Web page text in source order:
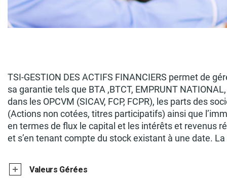
TSI-GESTION DES ACTIFS FINANCIERS permet de
sa garantie tels que BTA ,BTCT, EMPRUNT
dans les OPCVM (SICAV, FCP, FCPR), les parts des
(Actions non cotées, titres participatifs) ainsi que
en termes de flux le capital et les intérêts et revenus
et s’en tenant compte du stock existant à une date.
Valeurs Gérées